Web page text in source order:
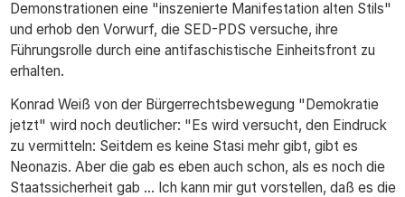
Demonstrationen eine "inszenierte Manifestation alten Stils"
und erhob den Vorwurf, die SED-PDS versuche, ihre
Führungsrolle durch eine antifaschistische Einheitsfront zu
erhalten.
Konrad Weiß von der Bürgerrechtsbewegung "Demokratie
jetzt" wird noch deutlicher: "Es wird versucht, den Eindruck
zu vermitteln: Seitdem es keine Stasi mehr gibt, gibt es
Neonazis. Aber die gab es eben auch schon, als es noch die
Staatssicherheit gab ... Ich kann mir gut vorstellen, daß es die